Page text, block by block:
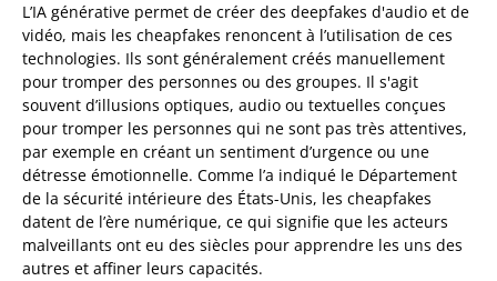
L’IA générative permet de créer des deepfakes d'audio et de
vidéo, mais les cheapfakes renoncent à l’utilisation de ces
technologies. Ils sont généralement créés manuellement
pour tromper des personnes ou des groupes. Il s'agit
souvent d’illusions optiques, audio ou textuelles conçues
pour tromper les personnes qui ne sont pas très attentives,
par exemple en créant un sentiment d’urgence ou une
détresse émotionnelle. Comme l’a indiqué le Département
de la sécurité intérieure des États-Unis, les cheapfakes
datent de l’ère numérique, ce qui signifie que les acteurs
malveillants ont eu des siècles pour apprendre les uns des
autres et affiner leurs capacités.